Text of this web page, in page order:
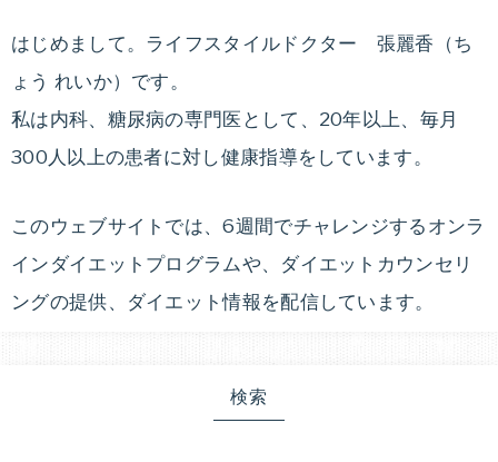
はじめまして。ライフスタイルドクター 張麗香（ち
ょう れいか）です。
私は内科、糖尿病の専門医として、20年以上、毎月
300人以上の患者に対し健康指導をしています。
このウェブサイトでは、6週間でチャレンジするオンラ
インダイエットプログラムや、ダイエットカウンセリ
ングの提供、ダイエット情報を配信しています。
検索